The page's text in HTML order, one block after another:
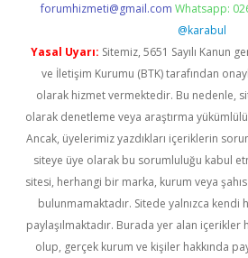
forumhizmeti@gmail.com Whatsapp:
@karabul
Yasal Uyarı: Sitemiz, 5651 Sayılı Kanun
ve İletişim Kurumu (BTK) tarafından
olarak hizmet vermektedir. Bu nedenle,
olarak denetleme veya araştırma
Ancak, üyelerimiz yazdıkları içeriklerin
siteye üye olarak bu sorumluluğu kabul
sitesi, herhangi bir marka, kurum veya
bulunmamaktadır. Sitede yalnızca kendi
paylaşılmaktadır. Burada yer alan içerikler
olup, gerçek kurum ve kişiler hakkında